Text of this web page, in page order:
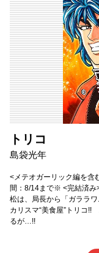
トリコ
島袋光年
<メテオガーリック編を
間：8/14まで※ <完結済
松は、局長から「ガララ
カリスマ“美食屋”トリコ
るが…!!